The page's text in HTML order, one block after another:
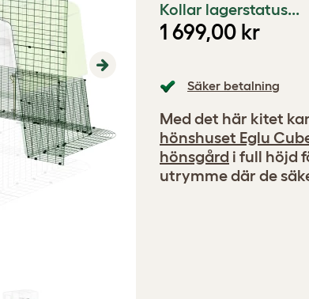
Next
Kollar lagerstatus...
1 699,00 kr
Säker betalning
Med det här kitet
hönshuset Eglu
hönsgård i full höjd
utrymme där de